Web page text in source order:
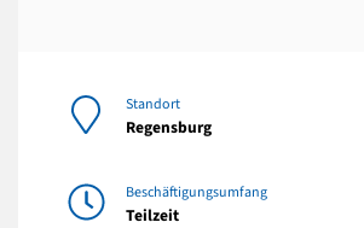
Standort
Regensburg
Beschäftigungsumfang
Teilzeit